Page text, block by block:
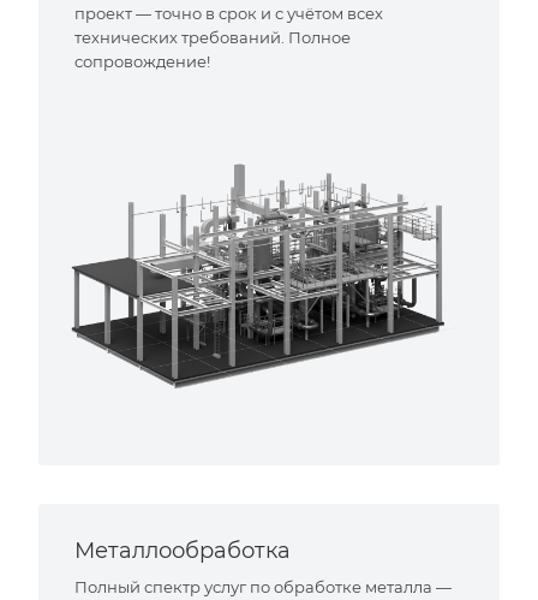
проект — точно в срок и с учётом всех
технических требований. Полное
сопровождение!
Металлообработка
Полный спектр услуг по обработке металла —